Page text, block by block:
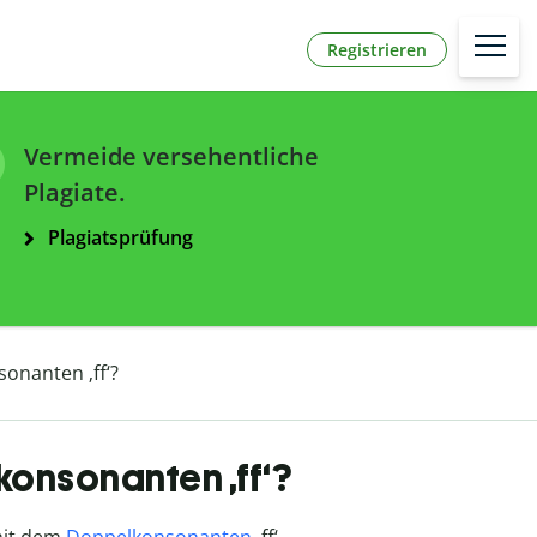
Registrieren
Vermeide versehentliche
Plagiate.
Plagiatsprüfung
‚ff‘?
‚ff‘?